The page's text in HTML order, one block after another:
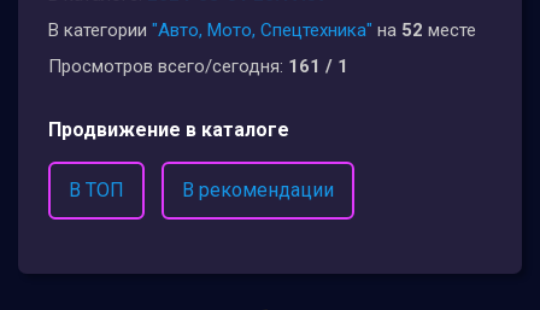
В категории "Авто, Мото, Спецтехника" на 52 месте
Просмотров всего/сегодня: 161 / 1
Продвижение в каталоге
В ТОП В рекомендации